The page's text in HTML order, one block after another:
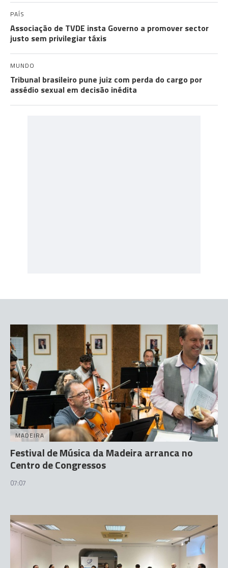
PAÍS
Associação de TVDE insta Governo a promover sector
justo sem privilegiar táxis
MUNDO
Tribunal brasileiro pune juiz com perda do cargo por
assédio sexual em decisão inédita
MADEIRA
Festival de Música da Madeira arranca no
Centro de Congressos
07:07